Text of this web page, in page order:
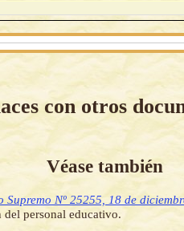
con otros
Véase también
Supremo Nº 25255, 18 de
del personal educativo.